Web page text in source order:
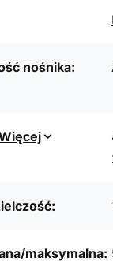
nośnika:
maksymalna: